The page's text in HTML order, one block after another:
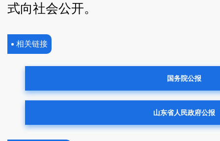
式向社会公开。
相关链接
国务院公报
山东省人民政府公报